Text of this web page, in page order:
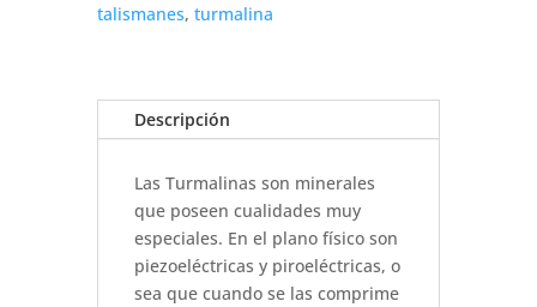
talismanes, turmalina
Descripción
Las Turmalinas son minerales
que poseen cualidades muy
especiales. En el plano físico son
piezoeléctricas y piroeléctricas, o
sea que cuando se las comprime